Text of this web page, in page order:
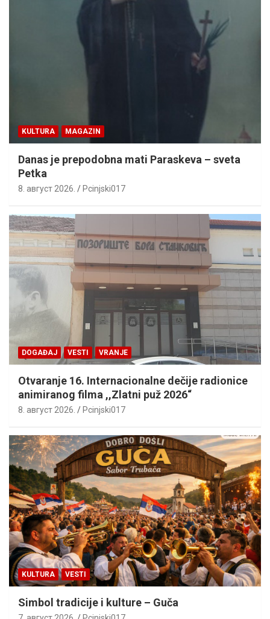
KULTURA MAGAZIN
Danas je prepodobna mati Paraskeva – sveta
Petka
8. август 2026. Pcinjski017
DOGAĐAJ VESTI VRANJE
Otvaranje 16. Internacionalne dečije radionice
animiranog filma ,,Zlatni puž 2026“
8. август 2026. Pcinjski017
KULTURA VESTI
Simbol tradicije i kulture – Guča